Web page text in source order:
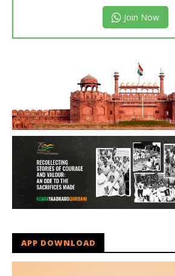
Join Now
APP DOWNLOAD